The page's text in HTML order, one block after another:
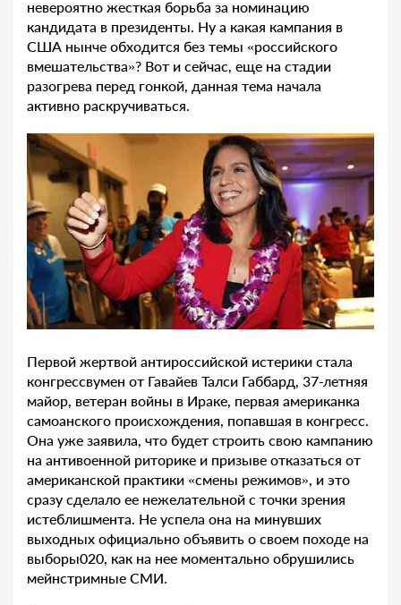
невероятно жесткая борьба за номинацию
кандидата в президенты. Ну а какая кампания в
США нынче обходится без темы «российского
вмешательства»? Вот и сейчас, еще на стадии
разогрева перед гонкой, данная тема начала
активно раскручиваться.
Первой жертвой антироссийской истерики стала
конгрессвумен от Гавайев Талси Габбард, 37-летняя
майор, ветеран войны в Ираке, первая американка
самоанского происхождения, попавшая в конгресс.
Она уже заявила, что будет строить свою кампанию
на антивоенной риторике и призыве отказаться от
американской практики «смены режимов», и это
сразу сделало ее нежелательной с точки зрения
истеблишмента. Не успела она на минувших
выходных официально объявить о своем походе на
выборы020, как на нее моментально обрушились
мейнстримные СМИ.